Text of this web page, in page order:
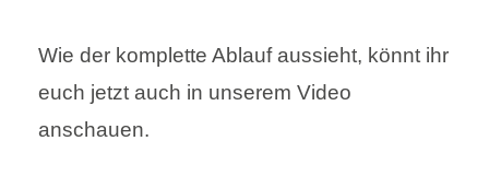
Wie der komplette Ablauf aussieht, könnt ihr
euch jetzt auch in unserem Video
anschauen.